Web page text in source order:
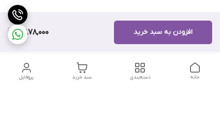
8,878,000 افزودن به سبد خرید
پروفایل سبد خرید دسته‌بندی خانه